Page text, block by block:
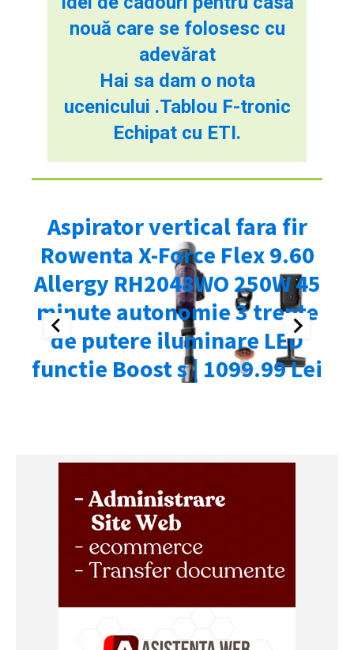
nouă care se folosesc cu
adevărat
Hai sa dam o nota
ucenicului .Tablou F-tronic
Echipat cu ETI.